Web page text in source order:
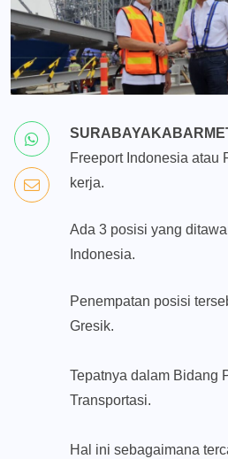
Freeport Indonesia atau
kerja.
Ada 3 posisi yang
Indonesia.
Penempatan posisi
Gresik.
Tepatnya dalam Bidang
Transportasi.
Hal ini sebagaimana